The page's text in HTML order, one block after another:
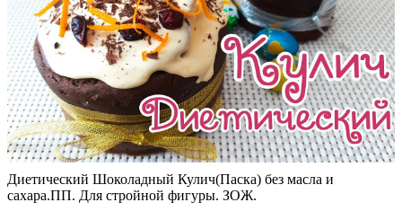
Диетический Шоколадный Кулич(Паска) без масла и
сахара.ПП. Для стройной фигуры. ЗОЖ.